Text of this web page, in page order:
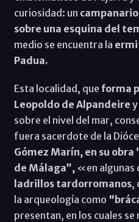
curiosidad: un
sobre una esquina del
medio se encuentra la
Padua.
Esta localidad, que forma
Leopoldo de Alpandeire
sobre el nivel del mar,
fuera sacerdote de la
Gómez Marín, en su
de Málaga”, «en algunas
ladrillos tardorromanos,
la arqueología como
presentan, en los cuales